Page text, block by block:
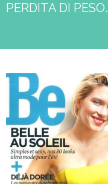
PERDITA DI PESO.